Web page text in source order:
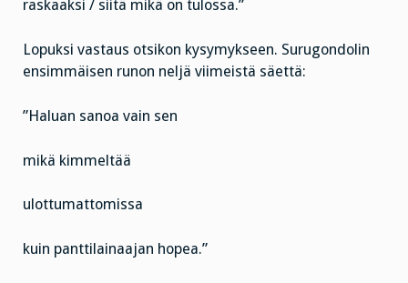
raskaaksi / siitä mikä on tulossa.”
Lopuksi vastaus otsikon kysymykseen. Surugondolin
ensimmäisen runon neljä viimeistä säettä:
”Haluan sanoa vain sen
mikä kimmeltää
ulottumattomissa
kuin panttilainaajan hopea.”